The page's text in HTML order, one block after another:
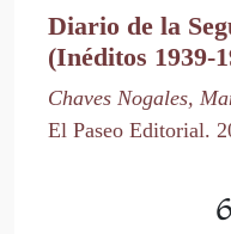
Diario de la
(Inéditos 1939-
Chaves Nogales,
El Paseo Editorial.